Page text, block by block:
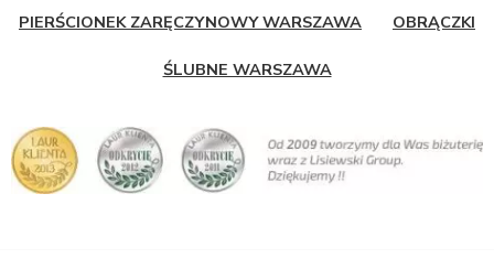
PIERŚCIONEK ZARĘCZYNOWY WARSZAWA OBRĄCZKI
ŚLUBNE WARSZAWA